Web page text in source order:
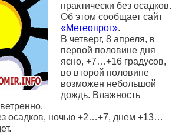
практически без осадков.
Об этом сообщает сайт
«Метеопрог».
В четверг, 8 апреля, в
первой половине дня
ясно, +7…+16 градусов,
во второй половине
возможен небольшой
дождь. Влажность
осадков, ночью +2…+7, днем +13…